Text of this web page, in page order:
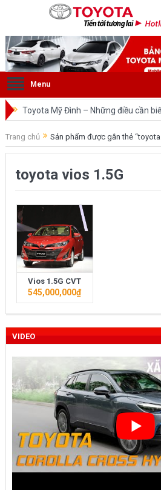
Menu
Toyota Mỹ Đình – Những điều cần
tên ô tô trong cùng tỉnh.
So sánh Toyota Veloz Cross và
nào?
nhất trên thị trường.
Những dòng xe của Toyota đang
Việt Nam?
Toyota Việt Nam chính thức ra mắt
Toyota Raize phân khúc SUV cỡ
“Bật mí” những thay đổi của
được ra mắt tại Việt Nam
Những dòng xe Toyota đang phổ
Việt Nam hiện nay.
Lựa chọn Toyota Corolla Cross hay
Trang chủ Sản phẩm được gắn thẻ “toyota
toyota vios 1.5G
Vios 1.5G CVT
545,000,000₫
VIDEO